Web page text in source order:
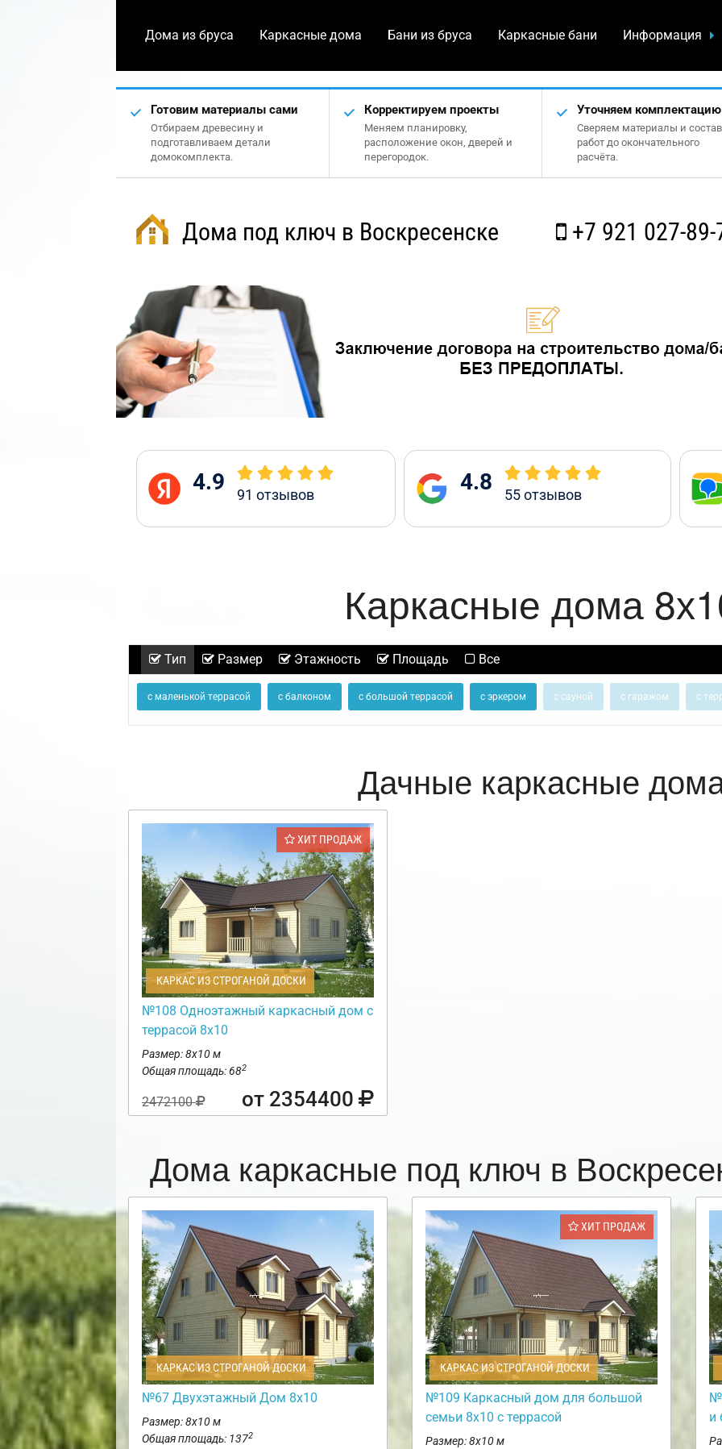
Дома из бруса Каркасные дома Бани из бруса Каркасные бани Информация
Готовим материалы сами
Отбираем древесину и
подготавливаем детали
домокомплекта.
Корректируем проекты
Меняем планировку,
расположение окон, дверей и
перегородок.
Уточняем комплектацию
Сверяем материалы и состав
работ до окончательного
расчёта.
Дома под ключ в Воскресенске +7 921 027-89-
4.9 91 отзывов 4.8 55отзывов
Каркасные дома
Тип Размер Этажность Площадь Все
с маленькой террасой с балконом с большой террасой с эркером с сауной с гаражом с
Дачные каркасные
ХИТ ПРОДАЖ
КАРКАС ИЗ СТРОГАНОЙ ДОСКИ
№108 Одноэтажный каркасный дом с
террасой 8х10
Размер: 8х10 м
Общая площадь: 682
2472100 от 2354400
Дома каркасные под ключ в
КАРКАС ИЗ СТРОГАНОЙ ДОСКИ
№67 Двухэтажный Дом 8х10
Размер: 8х10 м
Общая площадь: 1372
ХИТ ПРОДАЖ
КАРКАС ИЗ СТРОГАНОЙ ДОСКИ
№109 Каркасный дом для большой
семьи 8х10 с террасой
Размер: 8х10 м
и